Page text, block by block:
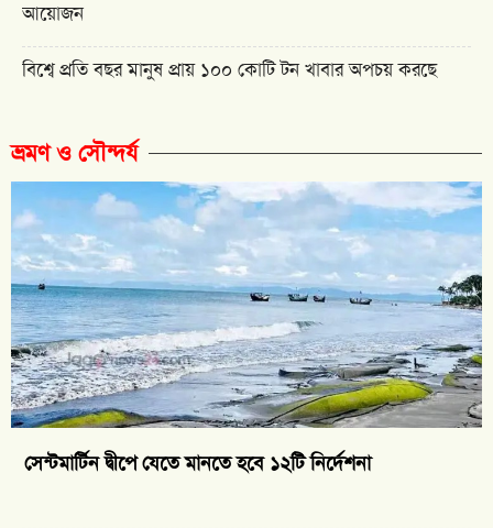
আয়োজন
বিশ্বে প্রতি বছর মানুষ প্রায় ১০০ কোটি টন খাবার অপচয় করছে
ভ্রমণ ও সৌন্দর্য
সেন্টমার্টিন দ্বীপে যেতে মানতে হবে ১২টি নির্দেশনা